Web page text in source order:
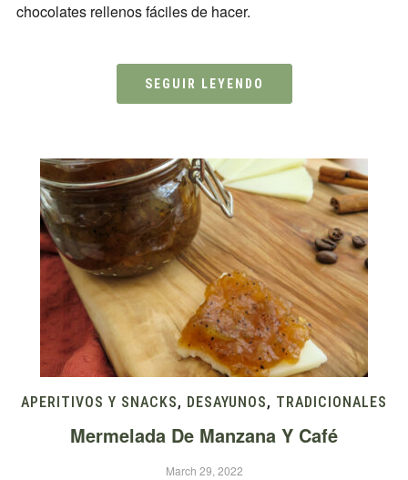
chocolates rellenos fáciles de hacer.
SEGUIR LEYENDO
APERITIVOS Y SNACKS, DESAYUNOS, TRADICIONALES
Mermelada De Manzana Y Café
March 29, 2022